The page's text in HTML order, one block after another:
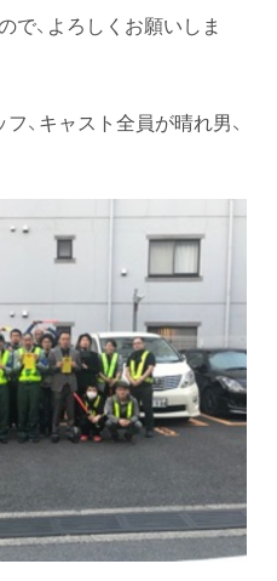
で、よろしくお願いしま
、キャスト全員が晴れ男、